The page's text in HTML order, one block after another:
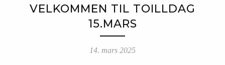
VELKOMMEN TIL TOILLDAG
15.MARS
14. mars 2025